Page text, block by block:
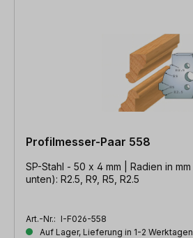
Profilmesser-Paar 558
SP-Stahl - 50 x 4 mm | Radien in mm (von oben nach
unten): R2.5, R9, R5, R2.5
Art.-Nr.: I-F026-558
Auf Lager, Lieferung in 1-2 Werktagen